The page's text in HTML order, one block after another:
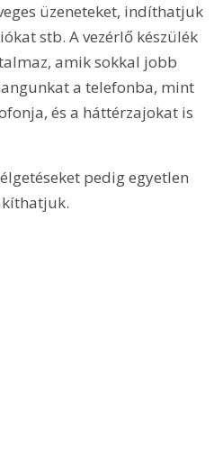
üzeneteket, indíthatjuk
stb. A vezérlő készülék
amik sokkal jobb
a telefonba, mint
és a háttérzajokat is
pedig egyetlen